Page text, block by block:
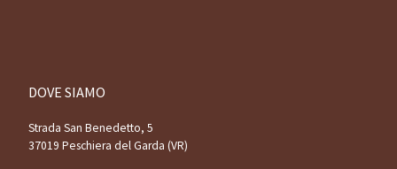
DOVE SIAMO
Strada San Benedetto, 5
37019 Peschiera del Garda (VR)